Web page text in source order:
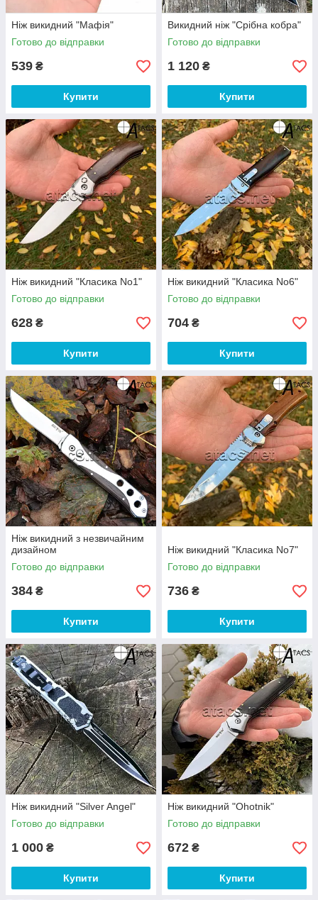
Ніж викидний "Мафія"
Готово до відправки
539 ₴
Купити
Викидний ніж "Срібна кобра"
Готово до відправки
1 120 ₴
Купити
Ніж викидний "Класика No1"
Готово до відправки
628 ₴
Купити
Ніж викидний "Класика No6"
Готово до відправки
704 ₴
Купити
Ніж викидний з незвичайним
дизайном
Готово до відправки
384 ₴
Купити
Ніж викидний "Класика No7"
Готово до відправки
736 ₴
Купити
Ніж викидний "Silver Angel"
Готово до відправки
1 000 ₴
Купити
Ніж викидний "Ohotnik"
Готово до відправки
672 ₴
Купити